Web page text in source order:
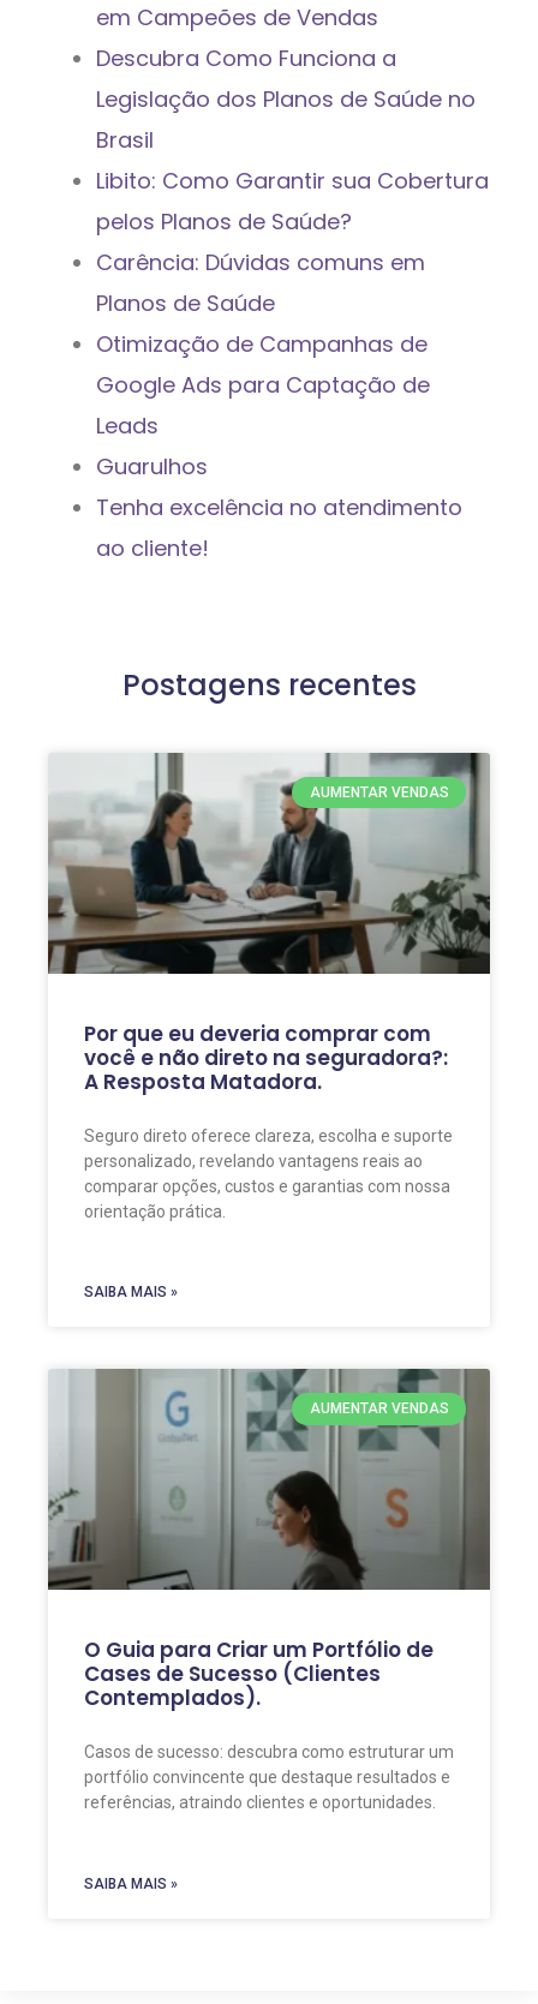
em Campeões de Vendas
Descubra Como Funciona a
Legislação dos Planos de Saúde no
Brasil
Libito: Como Garantir sua Cobertura
pelos Planos de Saúde?
Carência: Dúvidas comuns em
Planos de Saúde
Otimização de Campanhas de
Google Ads para Captação de
Leads
Guarulhos
Tenha excelência no atendimento
ao cliente!
Postagens recentes
AUMENTAR VENDAS
Por que eu deveria comprar com
você e não direto na seguradora?:
A Resposta Matadora.
Seguro direto oferece clareza, escolha e suporte
personalizado, revelando vantagens reais ao
comparar opções, custos e garantias com nossa
orientação prática.
SAIBA MAIS »
AUMENTAR VENDAS
O Guia para Criar um Portfólio de
Cases de Sucesso (Clientes
Contemplados).
Casos de sucesso: descubra como estruturar um
portfólio convincente que destaque resultados e
referências, atraindo clientes e oportunidades.
SAIBA MAIS »